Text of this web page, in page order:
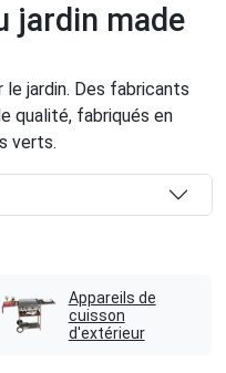
jardin made
jardin. Des fabricants
qualité, fabriqués en
verts.
Appareils de
cuisson
d'extérieur